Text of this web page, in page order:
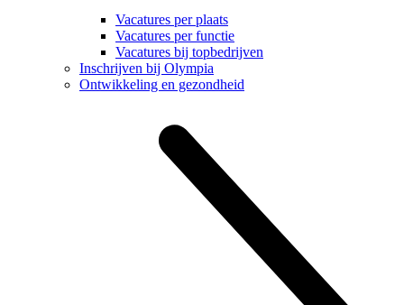
Vacatures per plaats
Vacatures per functie
Vacatures bij topbedrijven
Inschrijven bij Olympia
Ontwikkeling en gezondheid